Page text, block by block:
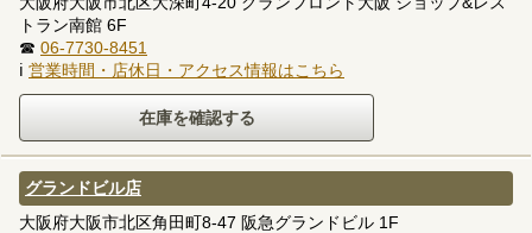
トラン南館 6F
☎ 06-7730-8451
ℹ 営業時間・店休日・アクセス情報はこちら
グランドビル店
大阪府大阪市北区角田町8-47 阪急グランドビル 1F